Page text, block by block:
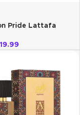
Pride Lattafa